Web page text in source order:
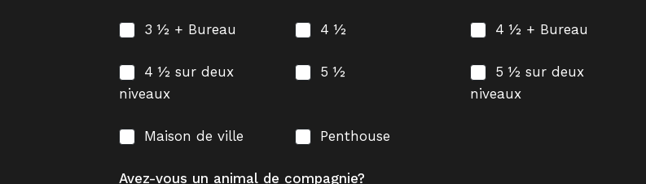
3 ½ + Bureau 4 ½ 4 ½ + Bureau
4 ½ sur deux
niveaux
5 ½
5 ½ sur deux
niveaux
Maison de ville Penthouse
Avez-vous un animal de compagnie?